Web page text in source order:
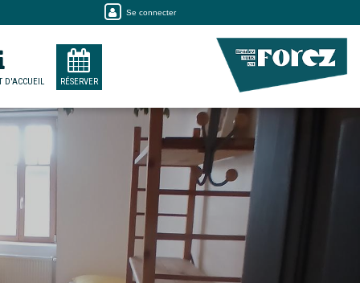
Se connecter
D'ACCUEIL RÉSERVER